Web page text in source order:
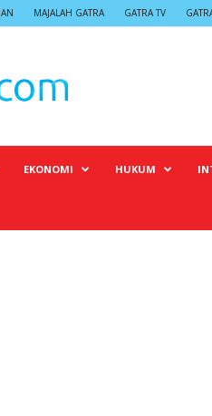
MAJALAH GATRA GATRA TV
EKONOMI HUKUM